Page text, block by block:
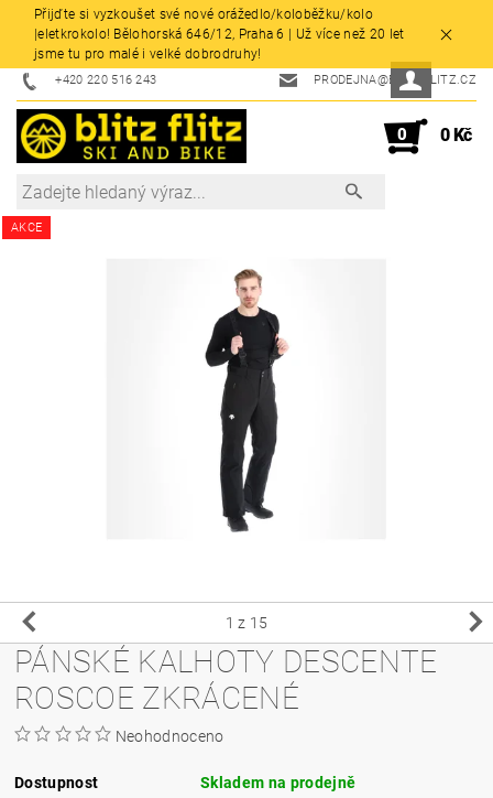
Přijďte si vyzkoušet své nové orážedlo/koloběžku/kolo
|eletkrokolo! Bělohorská 646/12, Praha 6 | Už více než 20 let
jsme tu pro malé i velké dobrodruhy!
+420 220 516 243 PRODEJNA@BLITZFLITZ.CZ
0 0 Kč
AKCE
1 z 15
PÁNSKÉ KALHOTY DESCENTE
ROSCOE ZKRÁCENÉ
Neohodnoceno
Dostupnost
Skladem na prodejně